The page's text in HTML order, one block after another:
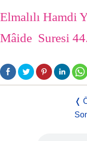
Elmalılı Hamdi
Mâide Suresi
❬